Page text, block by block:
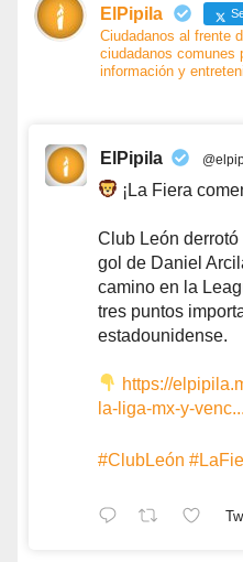
ElPipila
Ciudadanos al frente
ciudadanos comunes
información y
ElPipila
¡La Fiera
Club León
gol de Daniel
camino en la
tres puntos
estadounidense.
https://
la-liga-mx-y-venc...
#ClubLeón